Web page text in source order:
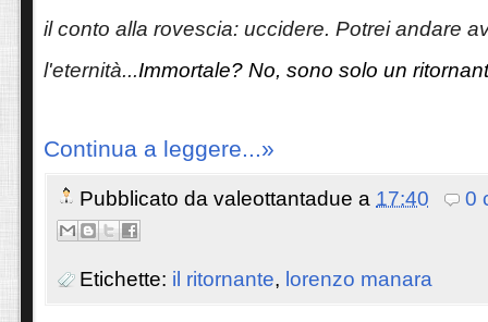
il conto alla rovescia: uccidere. Potrei andare
l'eternità...Immortale? No, sono solo un
Continua a leggere...»
Pubblicato da valeottantadue a 17:40 0
Etichette: il ritornante, lorenzo manara